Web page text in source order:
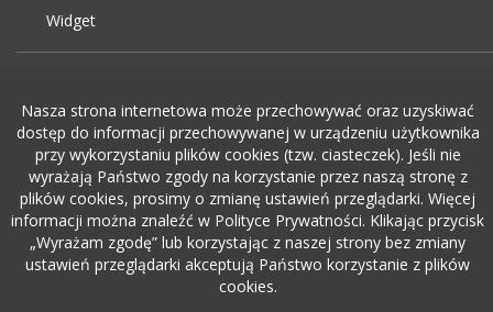
Widget
Dodaj ogłoszenie o pracę
rekrutacja w it
Nasza strona internetowa może przechowywać oraz uzyskiwać
dostęp do informacji przechowywanej w urządzeniu użytkownika
przy wykorzystaniu plików cookies (tzw. ciasteczek). Jeśli nie
wyrażają Państwo zgody na korzystanie przez naszą stronę z
plików cookies, prosimy o zmianę ustawień przeglądarki. Więcej
informacji można znaleźć w Polityce Prywatności. Klikając przycisk
„Wyrażam zgodę” lub korzystając z naszej strony bez zmiany
ustawień przeglądarki akceptują Państwo korzystanie z plików
cookies.